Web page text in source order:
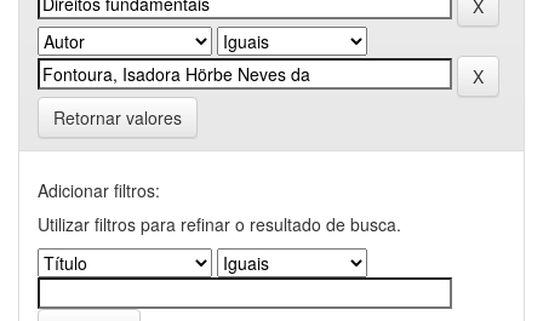
Retornar valores
Adicionar filtros:
Utilizar filtros para refinar o resultado de busca.